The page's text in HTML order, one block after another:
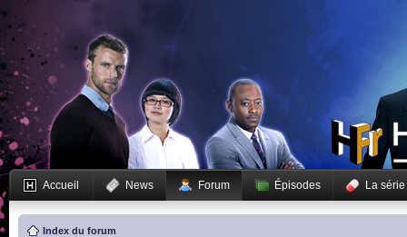
Accueil News Forum Épisodes La série
Index du forum